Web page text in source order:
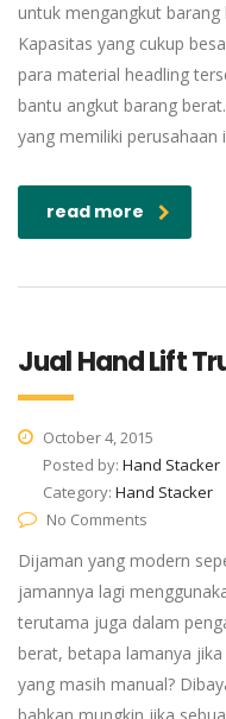
untuk mengangkut
Kapasitas yang cukup
para material headling
bantu angkut barang
yang memiliki perusahaan
read more
Jual Hand Lift
October 4, 2015
Posted by: Hand Stacker
Category: Hand Stacker
No Comments
Dijaman yang modern
jamannya lagi
terutama juga dalam
berat, betapa lamanya
yang masih manual?